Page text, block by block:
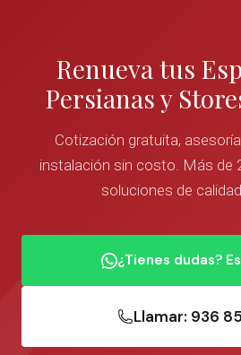
Renueva tus
Persianas y
Cotización gratuita,
instalación sin costo. Más de
soluciones de
¿Tienes dudas?
Llamar: 936